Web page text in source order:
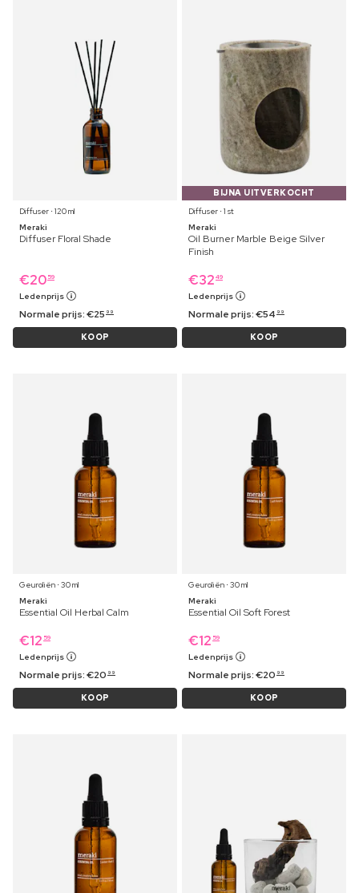
Diffuser ⋅ 120 ml
Meraki
Diffuser Floral Shade
€20 59
Ledenprijs
Normale prijs:€25 99
KOOP
BIJNA UITVERKOCHT
Diffuser ⋅ 1 st
Meraki
Oil Burner Marble Beige Silver
Finish
€32 49
Ledenprijs
Normale prijs:€54 99
KOOP
Geuroliën ⋅ 30 ml
Meraki
Essential Oil Herbal Calm
€12 59
Ledenprijs
Normale prijs:€20 99
KOOP
Geuroliën ⋅ 30 ml
Meraki
Essential Oil Soft Forest
€12 59
Ledenprijs
Normale prijs:€20 99
KOOP